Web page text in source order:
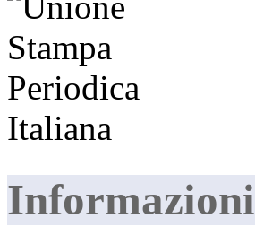
Informazioni